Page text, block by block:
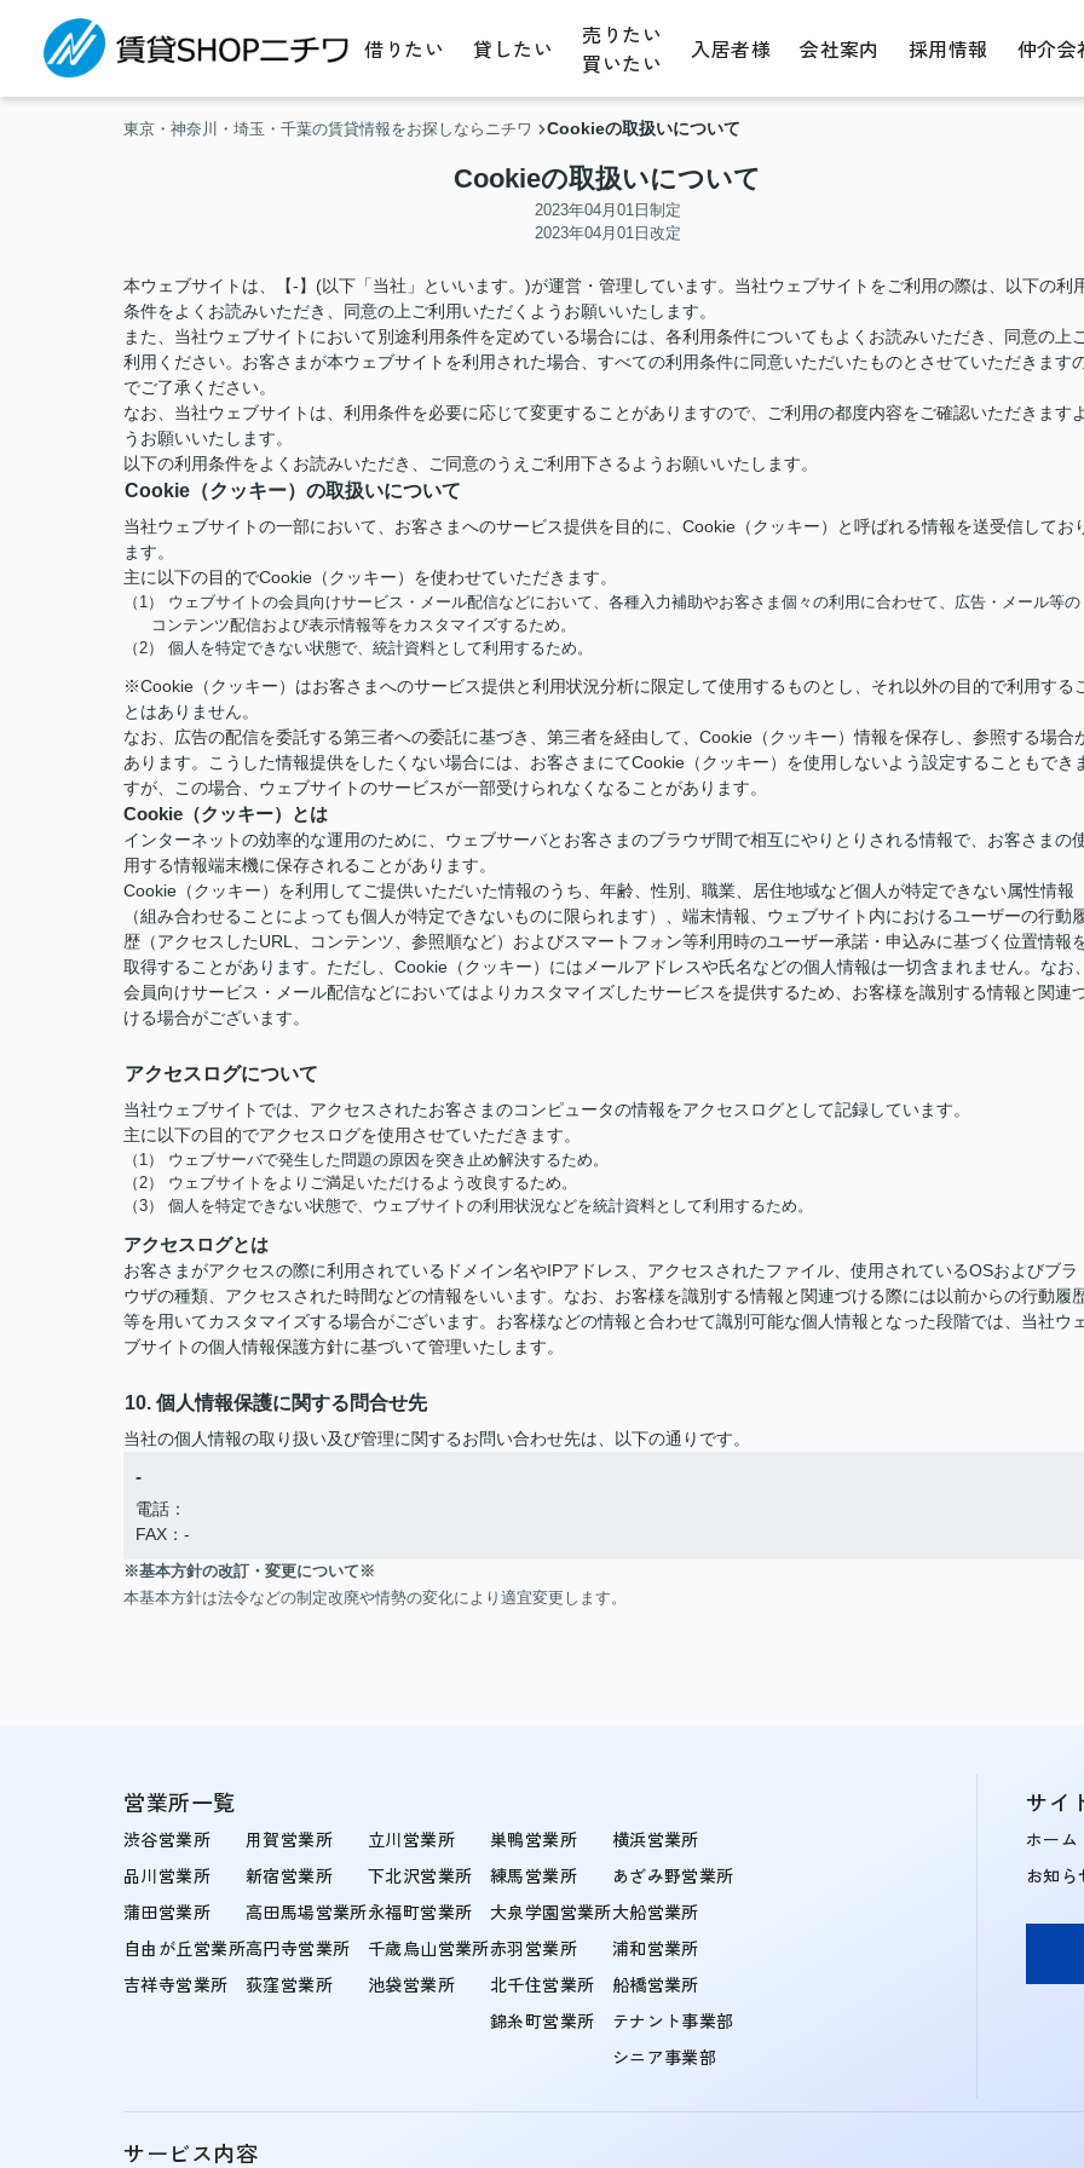
借りたい 貸したい
売りたい
買いたい
入居者様 会社案内 採用情報 仲介会
東京・神奈川・埼玉・千葉の賃貸情報をお探しならニチワ Cookieの取扱いについて
Cookieの取扱いについて
2023年04月01日制定
2023年04月01日改定
本ウェブサイトは、【-】(以下「当社」といいます。)が運営・管理しています。当社ウェブサイトをご利用の際は、以下の利
条件をよくお読みいただき、同意の上ご利用いただくようお願いいたします。
また、当社ウェブサイトにおいて別途利用条件を定めている場合には、各利用条件についてもよくお読みいただき、同意の上
利用ください。お客さまが本ウェブサイトを利用された場合、すべての利用条件に同意いただいたものとさせていただきます
でご了承ください。
なお、当社ウェブサイトは、利用条件を必要に応じて変更することがありますので、ご利用の都度内容をご確認いただきます
うお願いいたします。
以下の利用条件をよくお読みいただき、ご同意のうえご利用下さるようお願いいたします。
Cookie（クッキー）の取扱いについて
当社ウェブサイトの一部において、お客さまへのサービス提供を目的に、Cookie（クッキー）と呼ばれる情報を送受信してお
ます。
主に以下の目的でCookie（クッキー）を使わせていただきます。
（1） ウェブサイトの会員向けサービス・メール配信などにおいて、各種入力補助やお客さま個々の利用に合わせて、広告・メール等の
コンテンツ配信および表示情報等をカスタマイズするため。
（2） 個人を特定できない状態で、統計資料として利用するため。
※Cookie（クッキー）はお客さまへのサービス提供と利用状況分析に限定して使用するものとし、それ以外の目的で利用する
とはありません。
なお、広告の配信を委託する第三者への委託に基づき、第三者を経由して、Cookie（クッキー）情報を保存し、参照する場合
あります。こうした情報提供をしたくない場合には、お客さまにてCookie（クッキー）を使用しないよう設定することもでき
すが、この場合、ウェブサイトのサービスが一部受けられなくなることがあります。
Cookie（クッキー）とは
インターネットの効率的な運用のために、ウェブサーバとお客さまのブラウザ間で相互にやりとりされる情報で、お客さまの
用する情報端末機に保存されることがあります。
Cookie（クッキー）を利用してご提供いただいた情報のうち、年齢、性別、職業、居住地域など個人が特定できない属性情報
（組み合わせることによっても個人が特定できないものに限られます）、端末情報、ウェブサイト内におけるユーザーの行動
歴（アクセスしたURL、コンテンツ、参照順など）およびスマートフォン等利用時のユーザー承諾・申込みに基づく位置情報
取得することがあります。ただし、Cookie（クッキー）にはメールアドレスや氏名などの個人情報は一切含まれません。なお
会員向けサービス・メール配信などにおいてはよりカスタマイズしたサービスを提供するため、お客様を識別する情報と関連
ける場合がございます。
アクセスログについて
当社ウェブサイトでは、アクセスされたお客さまのコンピュータの情報をアクセスログとして記録しています。
主に以下の目的でアクセスログを使用させていただきます。
（1） ウェブサーバで発生した問題の原因を突き止め解決するため。
（2） ウェブサイトをよりご満足いただけるよう改良するため。
（3） 個人を特定できない状態で、ウェブサイトの利用状況などを統計資料として利用するため。
アクセスログとは
お客さまがアクセスの際に利用されているドメイン名やIPアドレス、アクセスされたファイル、使用されているOSおよびブラ
ウザの種類、アクセスされた時間などの情報をいいます。なお、お客様を識別する情報と関連づける際には以前からの行動履
等を用いてカスタマイズする場合がございます。お客様などの情報と合わせて識別可能な個人情報となった段階では、当社ウ
ブサイトの個人情報保護方針に基づいて管理いたします。
10. 個人情報保護に関する問合せ先
当社の個人情報の取り扱い及び管理に関するお問い合わせ先は、以下の通りです。
-
電話：
FAX：-
※基本方針の改訂・変更について※
本基本方針は法令などの制定改廃や情勢の変化により適宜変更します。
営業所一覧
渋谷営業所
品川営業所
蒲田営業所
自由が丘営業所
吉祥寺営業所
用賀営業所
新宿営業所
高田馬場営業所
高円寺営業所
荻窪営業所
立川営業所
下北沢営業所
永福町営業所
千歳烏山営業所
池袋営業所
巣鴨営業所
練馬営業所
大泉学園営業所
赤羽営業所
北千住営業所
錦糸町営業所
横浜営業所
あざみ野営業所
大船営業所
浦和営業所
船橋営業所
テナント事業部
シニア事業部
サイ
ホーム
お知ら
サービス内容